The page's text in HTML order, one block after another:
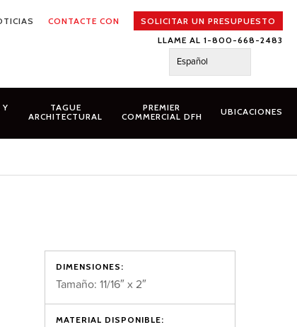
CONTACTE CON
SOLICITAR UN PRESUPUESTO
LLAME AL 1-800-668-2483
Español
Y
TAGUE
ARCHITECTURAL
PREMIER
COMMERCIAL DFH
UBICACIONES
DIMENSIONES:
Tamaño: 11/16″ x 2″
MATERIAL DISPONIBLE: